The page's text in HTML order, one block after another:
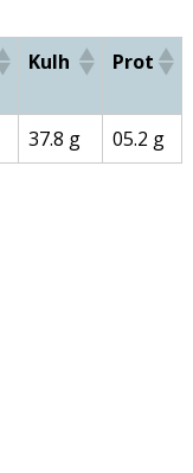
Kulh Prot
37.8 g 05.2 g